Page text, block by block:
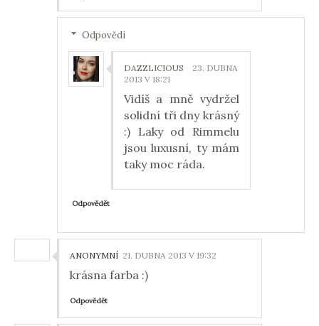
Odpovědi
DAZZLICIOUS
23. DUBNA
2013 V 18:21
Vidíš a mně vydržel
solidní tři dny krásný
:) Laky od Rimmelu
jsou luxusní, ty mám
taky moc ráda.
Odpovědět
ANONYMNÍ 21. DUBNA 2013 V 19:32
krásna farba :)
Odpovědět